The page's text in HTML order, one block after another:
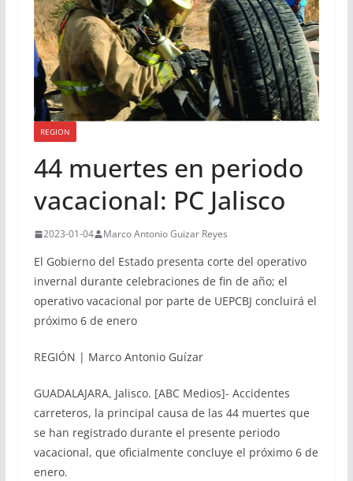
REGION
44 muertes en periodo
vacacional: PC Jalisco
2023-01-04 Marco Antonio Guizar Reyes
El Gobierno del Estado presenta corte del operativo
invernal durante celebraciones de fin de año; el
operativo vacacional por parte de UEPCBJ concluirá el
próximo 6 de enero
REGIÓN | Marco Antonio Guízar
GUADALAJARA, Jalisco. [ABC Medios]- Accidentes
carreteros, la principal causa de las 44 muertes que
se han registrado durante el presente periodo
vacacional, que oficialmente concluye el próximo 6 de
enero.